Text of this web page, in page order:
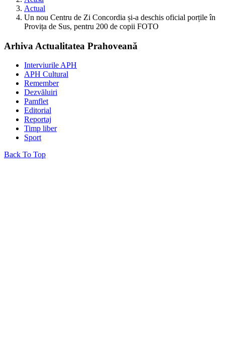
Actual
Un nou Centru de Zi Concordia și-a deschis oficial porțile în
Provița de Sus, pentru 200 de copii FOTO
Arhiva Actualitatea Prahoveană
Interviurile APH
APH Cultural
Remember
Dezvăluiri
Pamflet
Editorial
Reportaj
Timp liber
Sport
Back To Top